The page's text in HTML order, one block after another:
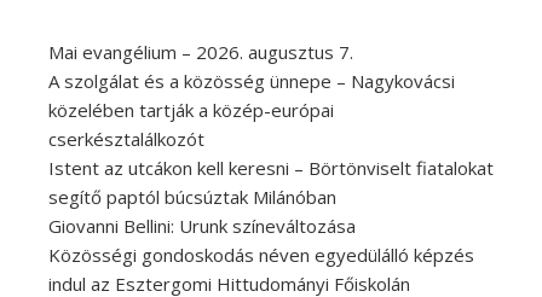
Mai evangélium – 2026. augusztus 7.
A szolgálat és a közösség ünnepe – Nagykovácsi
közelében tartják a közép-európai
cserkésztalálkozót
Istent az utcákon kell keresni – Börtönviselt fiatalokat
segítő paptól búcsúztak Milánóban
Giovanni Bellini: Urunk színeváltozása
Közösségi gondoskodás néven egyedülálló képzés
indul az Esztergomi Hittudományi Főiskolán